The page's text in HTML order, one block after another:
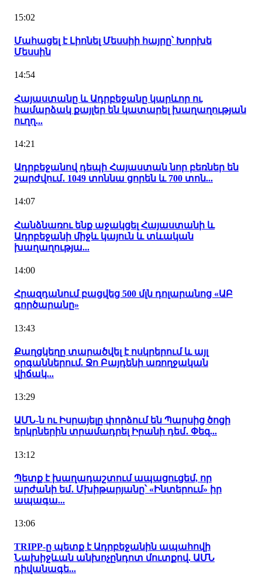
15:02
Մահացել է Լիոնել Մեսսիի հայրը՝ Խորխե
Մեսսին
14:54
Հայաստանը և Ադրբեջանը կարևոր ու
համարձակ քայլեր են կատարել խաղաղության
ուղղ...
14:21
Ադրբեջանով դեպի Հայաստան նոր բեռներ են
շարժվում․ 1049 տոննա ցորեն և 700 տոն...
14:07
Հանձնառու ենք աջակցել Հայաստանի և
Ադրբեջանի միջև կայուն և տևական
խաղաղությա...
14:00
Հրազդանում բացվեց 500 մլն դոլարանոց «ԱԲ
գործարանը»
13:43
Քաղցկեղը տարածվել է ոսկրերում և այլ
օրգաններում. Ջո Բայդենի առողջական
վիճակ...
13:29
ԱՄՆ-ն ու Իսրայելը փորձում են Պարսից ծոցի
երկրներին տրամադրել Իրանի դեմ․ Փեզ...
13:12
Պետք է խաղադաշտում ապացուցեմ, որ
արժանի եմ․ Մխիթարյանը՝ «Ինտերում» իր
ապագա...
13:06
TRIPP-ը պետք է Ադրբեջանին ապահովի
Նախիջևան անխոչընդոտ մուտքով. ԱՄՆ
դիվանագե...